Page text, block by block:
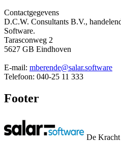
Contactgegevens
D.C.W. Consultants B.V.,
Software.
Tarasconweg 2
5627 GB Eindhoven
E-mail: mberende@salar.software
Telefoon: 040-25 11 333
Footer
De